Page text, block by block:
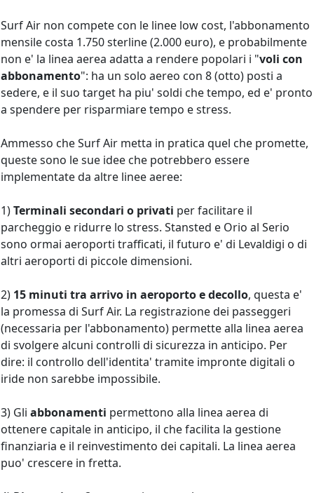
Surf Air non compete con le linee low cost, l'abbonamento
mensile costa 1.750 sterline (2.000 euro), e probabilmente
non e' la linea aerea adatta a rendere popolari i "voli con
abbonamento": ha un solo aereo con 8 (otto) posti a
sedere, e il suo target ha piu' soldi che tempo, ed e' pronto
a spendere per risparmiare tempo e stress.
Ammesso che Surf Air metta in pratica quel che promette,
queste sono le sue idee che potrebbero essere
implementate da altre linee aeree:
1)Terminali secondari o privati per facilitare il
parcheggio e ridurre lo stress. Stansted e Orio al Serio
sono ormai aeroporti trafficati, il futuro e' di Levaldigi o di
altri aeroporti di piccole dimensioni.
2) 15 minuti tra arrivo in aeroporto e decollo, questa e'
la promessa di Surf Air. La registrazione dei passeggeri
(necessaria per l'abbonamento) permette alla linea aerea
di svolgere alcuni controlli di sicurezza in anticipo. Per
dire: il controllo dell'identita' tramite impronte digitali o
iride non sarebbe impossibile.
3) Gli abbonamenti permettono alla linea aerea di
ottenere capitale in anticipo, il che facilita la gestione
finanziaria e il reinvestimento dei capitali. La linea aerea
puo' crescere in fretta.